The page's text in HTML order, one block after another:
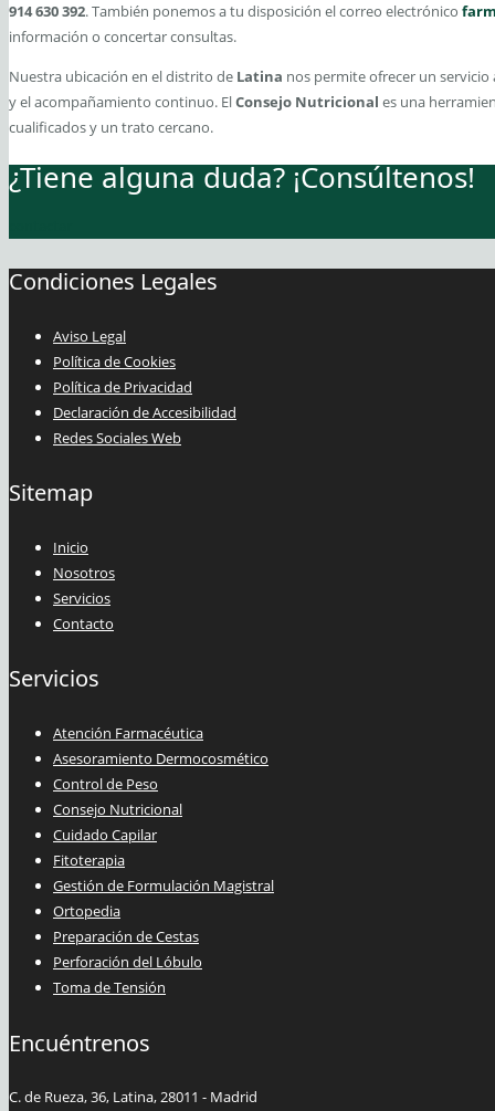
914 630 392. También ponemos a tu disposición el correo electrónico
información o concertar consultas.
Nuestra ubicación en el distrito de Latina nos permite ofrecer un servicio
y el acompañamiento continuo. ElConsejo Nutricional es una
cualificados y un trato cercano.
¿Tiene alguna duda? ¡Consúltenos!
Condiciones Legales
Aviso Legal
Política de Cookies
Política de Privacidad
Declaración de Accesibilidad
Redes Sociales Web
Sitemap
Inicio
Nosotros
Servicios
Contacto
Servicios
Atención Farmacéutica
Asesoramiento Dermocosmético
Control de Peso
Consejo Nutricional
Cuidado Capilar
Fitoterapia
Gestión de Formulación Magistral
Ortopedia
Preparación de Cestas
Perforación del Lóbulo
Toma de Tensión
Encuéntrenos
C. de Rueza, 36, Latina, 28011 - Madrid